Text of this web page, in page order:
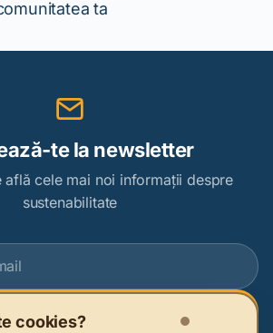
ta
te la newsletter
află cele mai noi informații despre
sustenabilitate
Abonează-te
cookies?